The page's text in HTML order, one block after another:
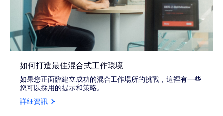
如何打造最佳混合式工作環境
如果您正面臨建立成功的混合工作場所的挑戰，這裡有一些
您可以採用的提示和策略。
詳細資訊